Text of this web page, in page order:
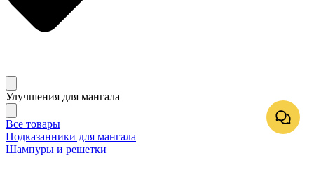
Улучшения для мангала
Все товары
Подказанники для мангала
Шампуры и решетки